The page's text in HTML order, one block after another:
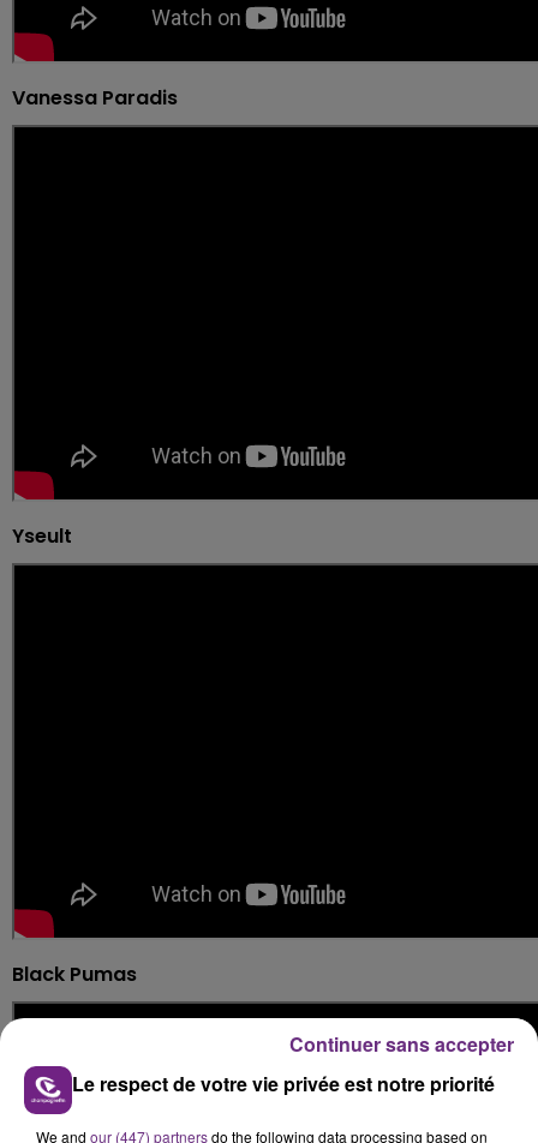
Vanessa Paradis
Yseult
Black Pumas
Le respect de votre vie privée est notre priorité
We and our (447) partnersdo the following data processing based on
Continuer sans accepter